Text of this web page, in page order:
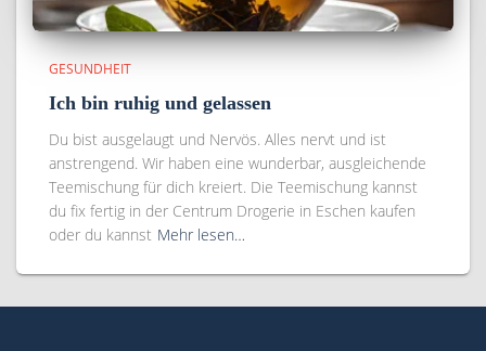
GESUNDHEIT
Ich bin ruhig und gelassen
Du bist ausgelaugt und Nervös. Alles nervt und ist
anstrengend. Wir haben eine wunderbar, ausgleichende
Teemischung für dich kreiert. Die Teemischung kannst
du fix fertig in der Centrum Drogerie in Eschen kaufen
oder du kannst Mehr lesen…